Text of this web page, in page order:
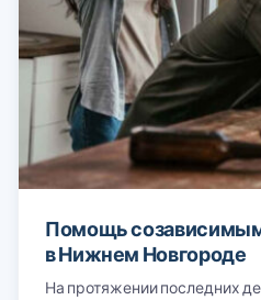
Помощь
в Нижнем Новгороде
На протяжении последних